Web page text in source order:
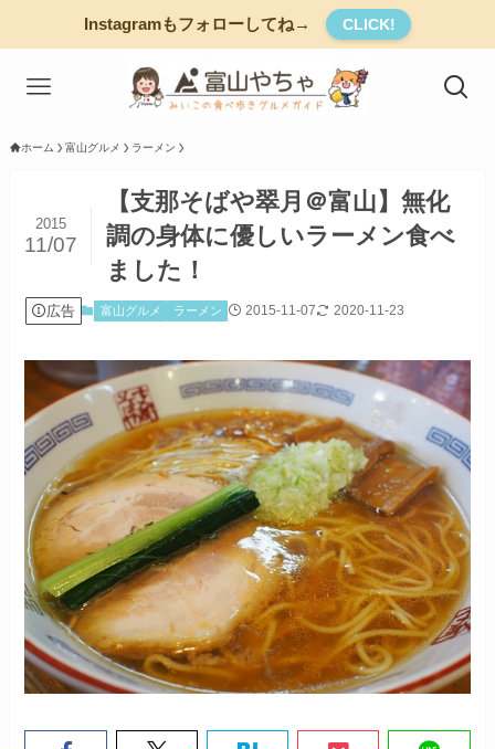
Instagramもフォローしてね→ CLICK!
ホーム 富山グルメ ラーメン
【支那そばや翠月＠富山】無化
調の身体に優しいラーメン食べ
ました！
2015
11/07
広告 富山グルメ ラーメン 2015-11-07 2020-11-23